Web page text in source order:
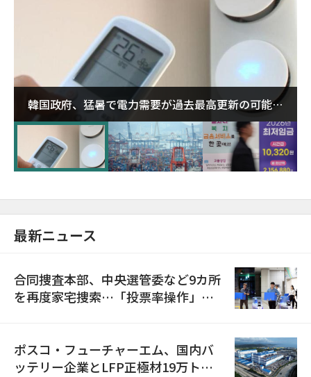
韓国政府、猛暑で電力需要が過去最高更新の可能性
に需給対応体制を点検
最新ニュース
合同捜査本部、中央選管委など9カ所
を再度家宅捜索…「投票率操作」の
ポスコ・フューチャーエム、国内バ
ッテリー企業とLFP正極材19万トン